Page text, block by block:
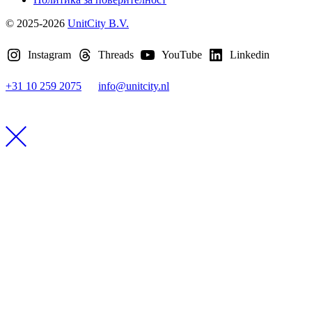
© 2025-2026 UnitCity B.V.
Instagram Threads YouTube Linkedin
+31 10 259 2075 info@unitcity.nl